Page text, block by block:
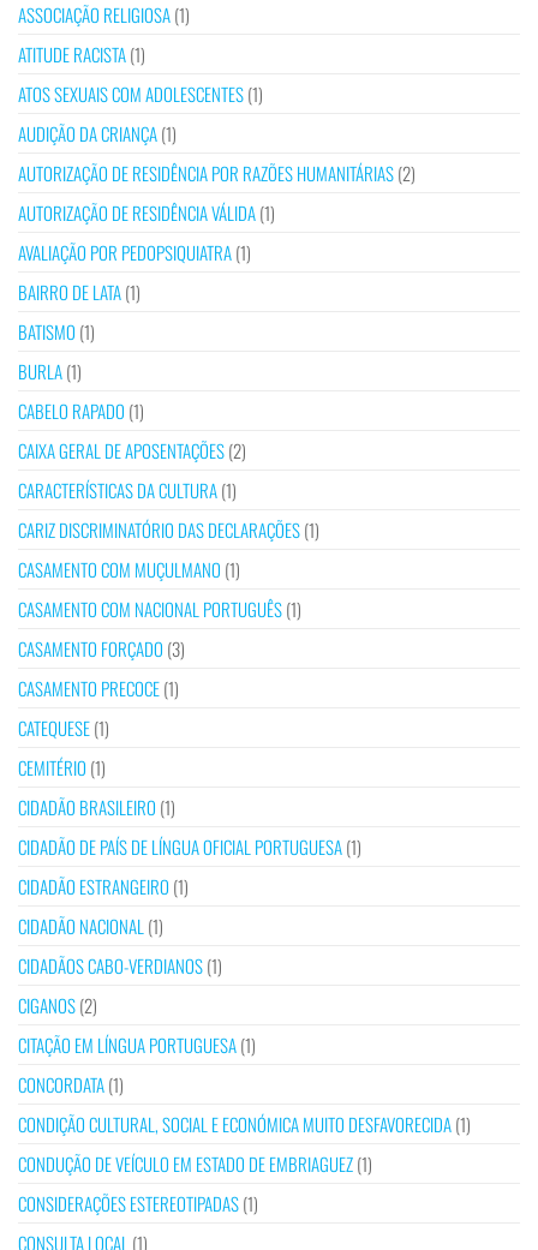
ASSOCIAÇÃO RELIGIOSA(1)
ATITUDE RACISTA(1)
ATOS SEXUAIS COM ADOLESCENTES(1)
AUDIÇÃO DA CRIANÇA(1)
AUTORIZAÇÃO DE RESIDÊNCIA POR RAZÕES HUMANITÁRIAS(2)
AUTORIZAÇÃO DE RESIDÊNCIA VÁLIDA(1)
AVALIAÇÃO POR PEDOPSIQUIATRA(1)
BAIRRO DE LATA(1)
BATISMO (1)
BURLA(1)
CABELO RAPADO (1)
CAIXA GERAL DE APOSENTAÇÕES(2)
CARACTERÍSTICAS DA CULTURA(1)
CARIZ DISCRIMINATÓRIO DAS DECLARAÇÕES(1)
CASAMENTO COM MUÇULMANO (1)
CASAMENTO COM NACIONAL PORTUGUÊS(1)
CASAMENTO FORÇADO (3)
CASAMENTO PRECOCE(1)
CATEQUESE(1)
CEMITÉRIO (1)
CIDADÃO BRASILEIRO (1)
CIDADÃO DE PAÍS DE LÍNGUA OFICIAL PORTUGUESA(1)
CIDADÃO ESTRANGEIRO (1)
CIDADÃO NACIONAL (1)
CIDADÃOS CABO-VERDIANOS(1)
CIGANOS(2)
CITAÇÃO EM LÍNGUA PORTUGUESA(1)
CONCORDATA(1)
CONDIÇÃO CULTURAL, SOCIAL E ECONÓMICA MUITO DESFAVORECIDA(1)
CONDUÇÃO DE VEÍCULO EM ESTADO DE EMBRIAGUEZ(1)
CONSIDERAÇÕES ESTEREOTIPADAS(1)
CONSULTA LOCAL (1)